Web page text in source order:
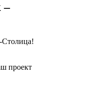
–
проект